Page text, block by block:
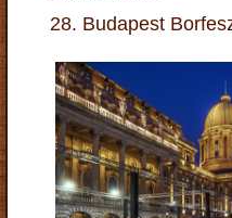
28. Budapest